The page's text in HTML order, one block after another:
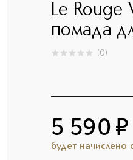
Le Rouge
помада
0из 0 (0)
5 590 ¤
будет начислено